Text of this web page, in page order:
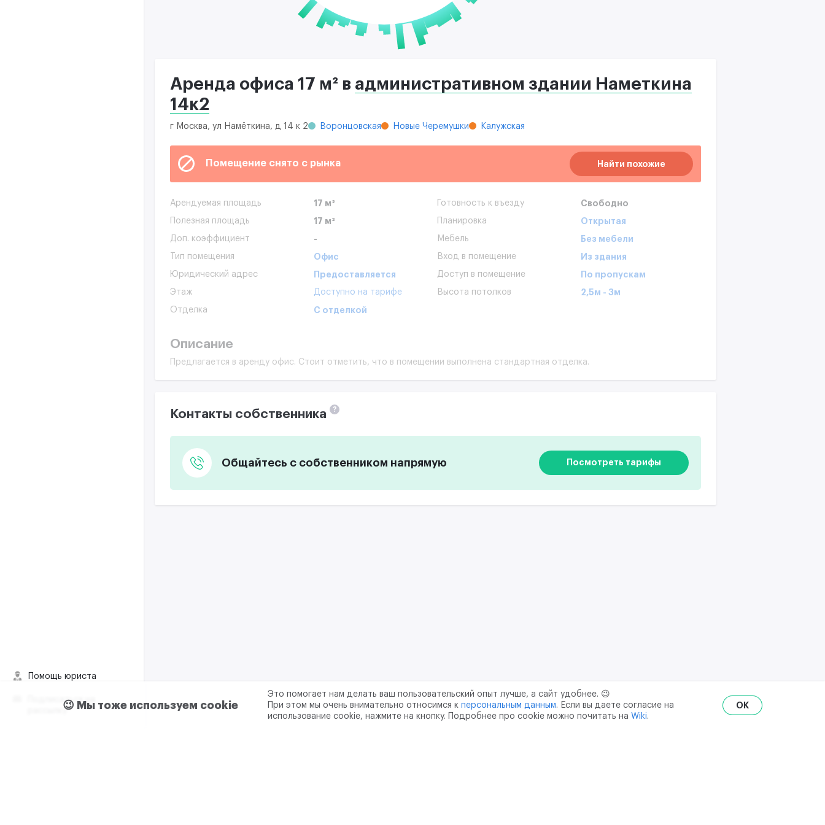
Помощь юриста
Подписаться на
рассылку
Аренда офиса 17 м² в административном здании Наметкина
14к2
г Москва, ул Намёткина, д 14 к 2 Воронцовская Новые Черемушки Калужская
Помещение снято с рынка Найти похожие
Арендуемая площадь 17 м²
Полезная площадь 17 м²
Доп. коэффициент -
Тип помещения Офис
Юридический адрес Предоставляется
Этаж Доступно на тарифе
Отделка С отделкой
Готовность к въезду Свободно
Планировка Открытая
Мебель Без мебели
Вход в помещение Из здания
Доступ в помещение По пропускам
Высота потолков 2,5м - 3м
Описание
Предлагается в аренду офис. Стоит отметить, что в помещении выполнена стандартная отделка.
Контакты собственника ?
Общайтесь с собственником напрямую Посмотреть тарифы
😉 Мы тоже используем cookie
Это помогает нам делать ваш пользовательский опыт лучше, а сайт удобнее. 😉
При этом мы очень внимательно относимся к персональным данным. Если вы даете согласие на
использование cookie, нажмите на кнопку. Подробнее про cookie можно почитать на Wiki.
OK